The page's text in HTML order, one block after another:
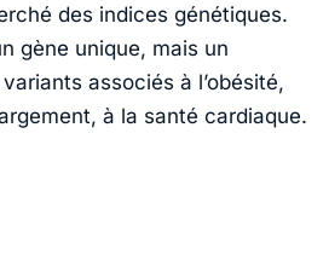
des indices génétiques.
gène unique, mais un
associés à l’obésité,
à la santé cardiaque.